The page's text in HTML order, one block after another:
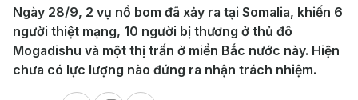
Ngày 28/9, 2 vụ nổ bom đã xảy ra tại Somalia, khiến 6
người thiệt mạng, 10 người bị thương ở thủ đô
Mogadishu và một thị trấn ở miền Bắc nước này. Hiện
chưa có lực lượng nào đứng ra nhận trách nhiệm.